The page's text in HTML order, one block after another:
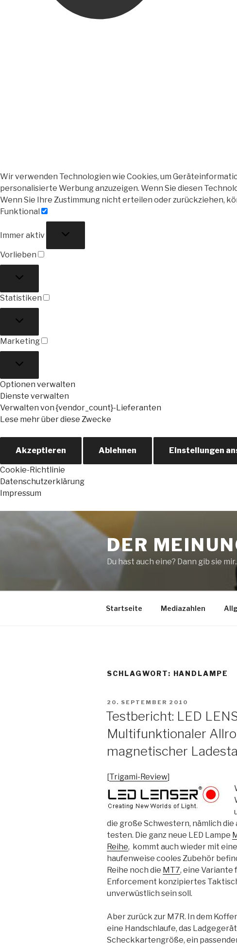
Wir verwenden Technologien wie Cookies, um
personalisierte Werbung anzuzeigen. Wenn Sie diesen
Wenn Sie Ihre Zustimmung nicht erteilen oder zurückziehen,
Funktional
Immer aktiv
Vorlieben
Statistiken
Marketing
Optionen verwalten
Dienste verwalten
Verwalten von {vendor_count}-Lieferanten
Lese mehr über diese Zwecke
Akzeptieren Ablehnen Einstellungen
Cookie-Richtlinie
Datenschutzerklärung
Impressum
springen
DER
Du hast auch eine? Dann gib sie
Startseite Mediazahlen
SCHLAGWORT: HANDLAMPE
VERÖFFENTLICHT
20. SEPTEMBER 2010
Testbericht: LED
Multifunktionaler
magnetischer
[Trigami-Review]
die große Schwestern, nämlich die
testen. Die ganz neue LED Lampe
Reihe, kommt auch wieder mit
haufenweise cooles Zubehör
Reihe noch die MT7, eine Variante
Enforcement konzipiertes
unverwüstlich sein soll.
Aber zurück zur M7R. In dem
eine Handschlaufe, das
Scheckkartengröße, ein